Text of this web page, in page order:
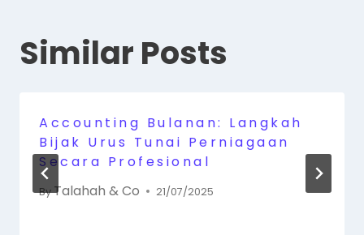
Similar Posts
Accounting Bulanan: Langkah
Bijak Urus Tunai Perniagaan
Secara Profesional
ByTalahah & Co 21/07/2025